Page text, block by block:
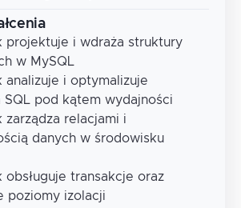
projektuje i wdraża struktury
w MySQL
analizuje i optymalizuje
SQL pod kątem wydajności
zarządza relacjami i
danych w środowisku
obsługuje transakcje oraz
poziomy izolacji